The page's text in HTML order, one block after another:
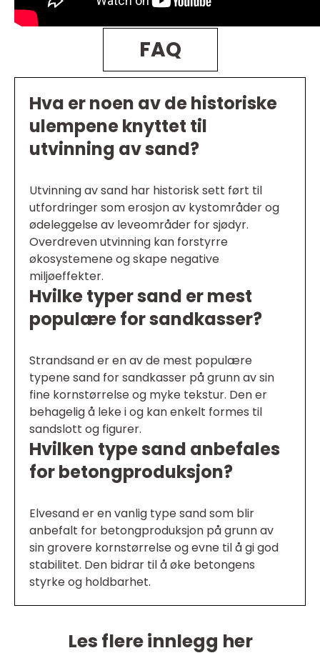
FAQ
Hva er noen av de historiske
ulempene knyttet til
utvinning av sand?
Utvinning av sand har historisk sett ført til
utfordringer som erosjon av kystområder og
ødeleggelse av leveområder for sjødyr.
Overdreven utvinning kan forstyrre
økosystemene og skape negative
miljøeffekter.
Hvilke typer sand er mest
populære for sandkasser?
Strandsand er en av de mest populære
typene sand for sandkasser på grunn av sin
fine kornstørrelse og myke tekstur. Den er
behagelig å leke i og kan enkelt formes til
sandslott og figurer.
Hvilken type sand anbefales
for betongproduksjon?
Elvesand er en vanlig type sand som blir
anbefalt for betongproduksjon på grunn av
sin grovere kornstørrelse og evne til å gi god
stabilitet. Den bidrar til å øke betongens
styrke og holdbarhet.
Les flere innlegg her